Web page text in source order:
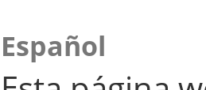
Español